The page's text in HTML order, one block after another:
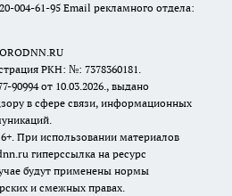
004-61-95 Email рекламного отдела:
РКН: №: 7378360181.
от 10.03.2026., выдано
в сфере связи, информационных
При использовании материалов
гиперссылка на ресурс
будут применены нормы
и смежных правах.